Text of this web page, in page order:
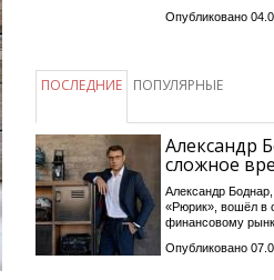
Опубликовано
ПОСЛЕДНИЕ ПОПУЛЯРНЫЕ
Александр
сложное
Александр
«Рюрик», вошёл в
финансовому
Опубликовано